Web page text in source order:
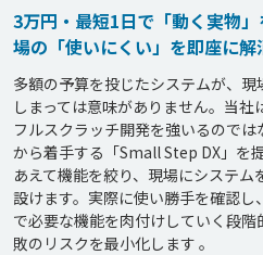
3万円・最短1日で「動く実物
場の「使いにくい」を即座に解
多額の予算を投じたシステムが、
しまっては意味がありません。当
フルスクラッチ開発を強いるのでは
から着手する「Small Step DX」を
あえて機能を絞り、現場にシステ
設けます。実際に使い勝手を確認
で必要な機能を肉付けしていく段
敗のリスクを最小化します 。